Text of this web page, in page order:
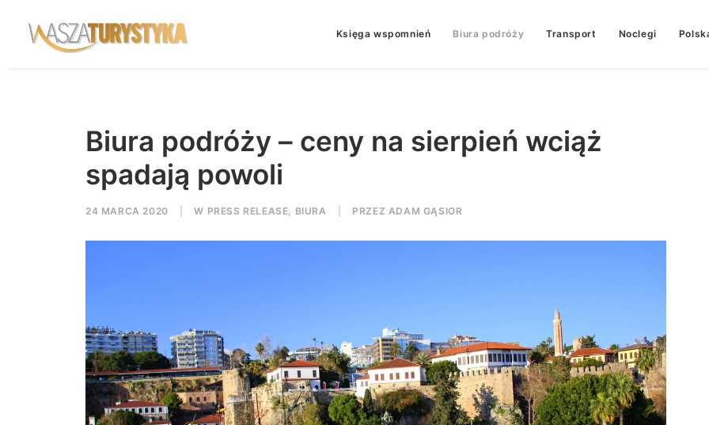
Księga wspomnień Biura podróży Transport Noclegi
Biura podróży – ceny na sierpień wciąż
spadają powoli
24 MARCA 2020 W PRESS RELEASE, BIURA PRZEZ ADAM GĄSIOR